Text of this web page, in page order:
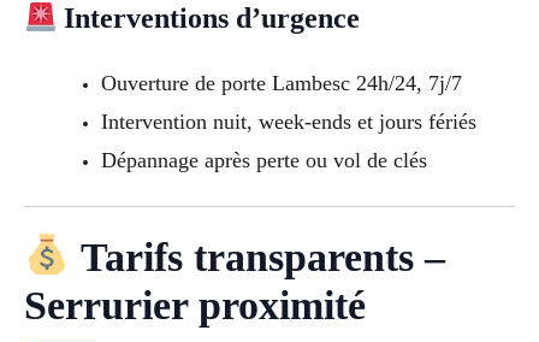
Interventions d’urgence
Ouverture de porte Lambesc 24h/24, 7j/7
Intervention nuit, week-ends et jours fériés
Dépannage après perte ou vol de clés
Tarifs transparents –
Serrurier proximité